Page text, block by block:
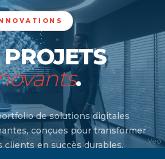
.
de solutions digitales
conçues pour transformer
clients en succès durables.